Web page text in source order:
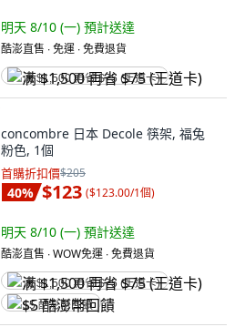
明天 8/10 (一) 預計送達
酷澎直售 ∙ 免運 ∙ 免費退貨
满 $1,500 再省 $75 (王道卡)
concombre 日本 Decole 筷架, 福兔
粉色, 1個
首購折扣價$205
40% $123 ($123.00/1個)
明天 8/10 (一) 預計送達
酷澎直售 ∙ WOW免運 ∙ 免費退貨
满 $1,500 再省 $75 (王道卡)
$5 酷澎幣回饋